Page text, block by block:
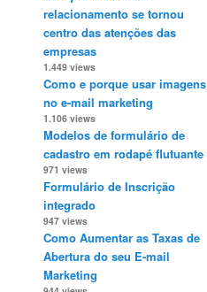
relacionamento se tornou
centro das atenções das
empresas
1.449 views
Como e porque usar imagens
no e-mail marketing
1.106 views
Modelos de formulário de
cadastro em rodapé flutuante
971 views
Formulário de Inscrição
integrado
947 views
Como Aumentar as Taxas de
Abertura do seu E-mail
Marketing